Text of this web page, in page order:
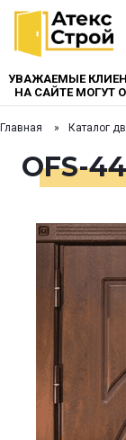
УВАЖАЕМЫЕ
НА САЙТЕ МОГУТ
Главная Каталог
OFS-